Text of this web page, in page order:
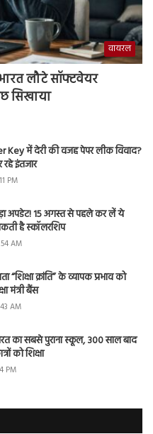
वायरल
लौटे सॉफ्टवेयर
सिखाया
Key में देरी की वजह पेपर लीक विवाद?
रहे इंतजार
PM
अपडेट! 15 अगस्त से पहले कर लें ये
है स्कॉलरशिप
AM
“शिक्षा क्रांति” के व्यापक प्रभाव को
मंत्री बैंस
AM
का सबसे पुराना स्कूल, 300 साल बाद
को शिक्षा
PM